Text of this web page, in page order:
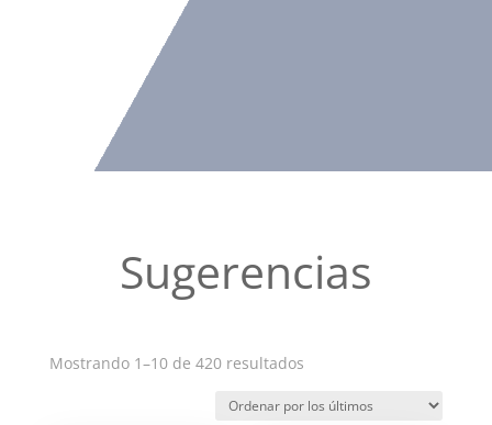
Sugerencias
Mostrando 1–10 de 420 resultadosOrdenado
los